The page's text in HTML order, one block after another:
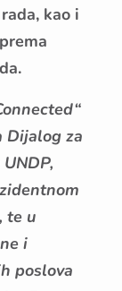
kao i
Dijalog za
te u
i
poslova